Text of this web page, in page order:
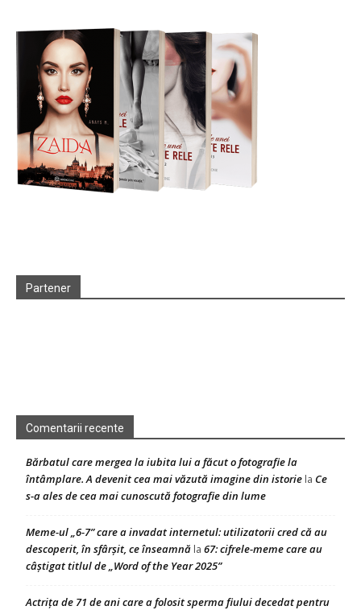
Partener
Comentarii recente
Bărbatul care mergea la iubita lui a făcut o fotografie la
întâmplare. A devenit cea mai văzută imagine din istorie la Ce
s-a ales de cea mai cunoscută fotografie din lume
Meme-ul „6-7” care a invadat internetul: utilizatorii cred că au
descoperit, în sfârșit, ce înseamnă la 67: cifrele-meme care au
câștigat titlul de „Word of the Year 2025”
Actrița de 71 de ani care a folosit sperma fiului decedat pentru